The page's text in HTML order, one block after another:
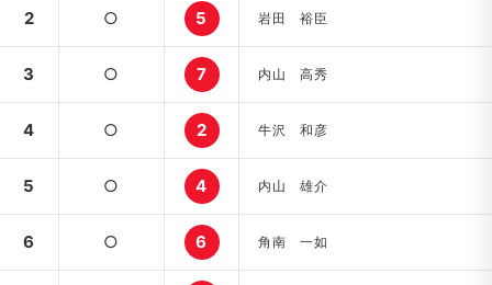
2 ○ 5 岩田 裕臣
3 ○ 7 内山 高秀
4 ○ 2 牛沢 和彦
5 ○ 4 内山 雄介
6 ○ 6 角南 一如